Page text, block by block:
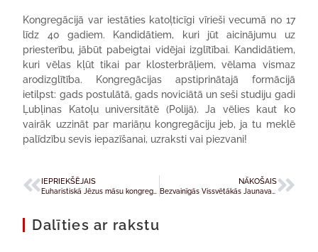
Kongregācijā var iestāties katoļticīgi vīrieši vecumā no 17
līdz 40 gadiem. Kandidātiem, kuri jūt aicinājumu uz
priesterību, jābūt pabeigtai vidējai izglītībai. Kandidātiem,
kuri vēlas kļūt tikai par klosterbrāļiem, vēlama vismaz
arodizglītība. Kongregācijas apstiprinātajā formācijā
ietilpst: gads postulātā, gads noviciātā un seši studiju gadi
Ļubļinas Katoļu universitātē (Polijā). Ja vēlies kaut ko
vairāk uzzināt par mariāņu kongregāciju jeb, ja tu meklē
palīdzību sevis iepazīšanai, uzraksti vai piezvani!
IEPRIEKŠĒJAIS NĀKOŠAIS
Dalīties ar rakstu